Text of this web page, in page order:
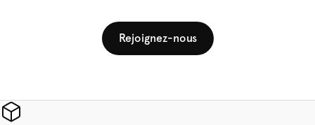
Rejoignez-nous